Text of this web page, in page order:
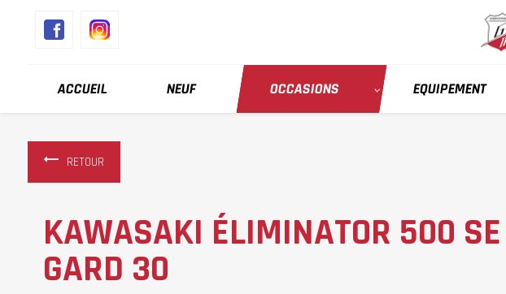
ACCUEIL NEUF OCCASIONS EQUIPEMENT
RETOUR
KAWASAKI ÉLIMINATOR 500
GARD 30